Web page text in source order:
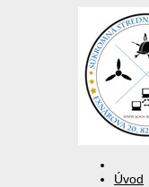
Úvod